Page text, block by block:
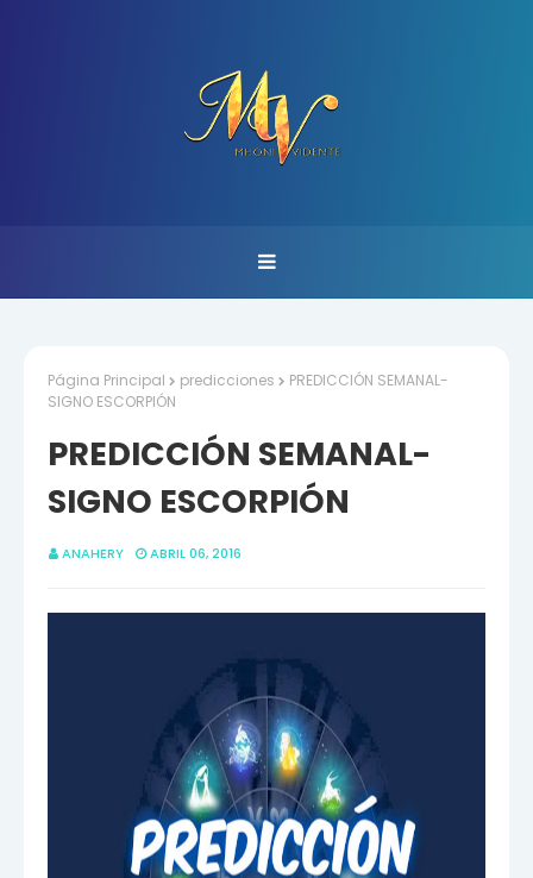
Página Principal predicciones
PREDICCIÓN SEMANAL-
SIGNO ESCORPIÓN
PREDICCIÓN SEMANAL-
SIGNO ESCORPIÓN
ANAHERY ABRIL 06, 2016